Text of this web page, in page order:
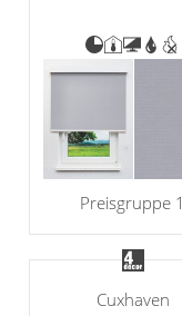
Preisgruppe 1
Cuxhaven